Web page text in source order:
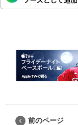
前のページ